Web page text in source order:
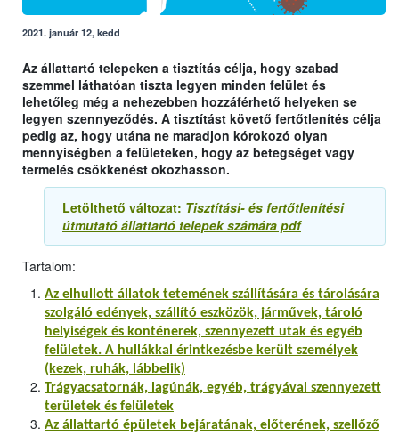
2021. január 12, kedd
Az állattartó telepeken a tisztítás célja, hogy szabad
szemmel láthatóan tiszta legyen minden felület és
lehetőleg még a nehezebben hozzáférhető helyeken se
legyen szennyeződés. A tisztítást követő fertőtlenítés célja
pedig az, hogy utána ne maradjon kórokozó olyan
mennyiségben a felületeken, hogy az betegséget vagy
termelés csökkenést okozhasson.
Letölthető változat: Tisztítási- és fertőtlenítési
útmutató állattartó telepek számára pdf
Tartalom:
Az elhullott állatok tetemének szállítására és tárolására
szolgáló edények, szállító eszközök, járművek, tároló
helyiségek és konténerek, szennyezett utak és egyéb
felületek. A hullákkal érintkezésbe került személyek
(kezek, ruhák, lábbelik)
Trágyacsatornák, lagúnák, egyéb, trágyával szennyezett
területek és felületek
Az állattartó épületek bejáratának, előterének, szellőző